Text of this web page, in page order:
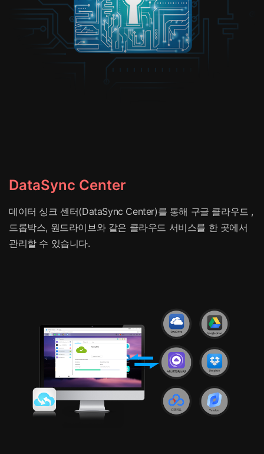
DataSync Center
데이터 싱크 센터(DataSync Center)를 통해 구글 클라우드 ,
드롭박스, 원드라이브와 같은 클라우드 서비스를 한 곳에서
관리할 수 있습니다.